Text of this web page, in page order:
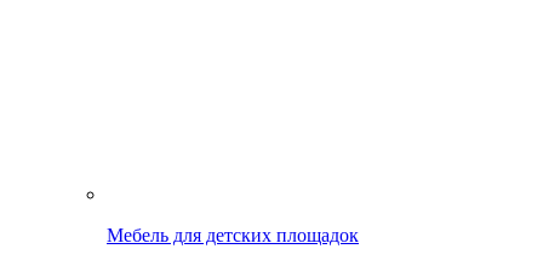
Мебель для детских площадок